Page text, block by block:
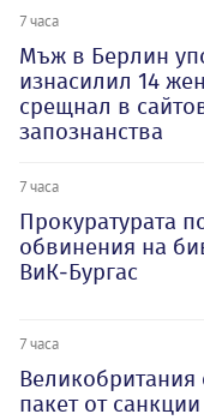
7 часа
Мъж в Берлин
изнасилил 14
срещнал в
запознанства
7 часа
Прокуратурата
обвинения на
ВиК-Бургас
7 часа
пакет от